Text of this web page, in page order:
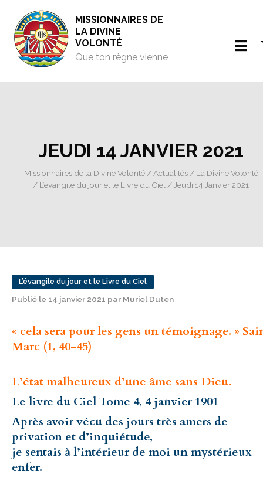
MISSIONNAIRES DE
LA DIVINE
VOLONTÉ
Que ton règne vienne
JEUDI 14 JANVIER 2021
Missionnaires de la Divine Volonté/ Actualités/ La Divine Volonté
/ L’évangile du jour et le Livre du Ciel / Jeudi 14 Janvier 2021
L’évangile du jour et le Livre du Ciel
Publié le 14 janvier 2021 par Muriel Duten
« cela sera pour les gens un témoignage. »
Marc (1, 40-45)
L’état malheureux d’une âme sans Dieu.
Le livre du Ciel Tome 4, 4 janvier 1901
Après avoir vécu des jours très amers de
privation et d’inquiétude,
je sentais à l’intérieur de moi un mystérieux
enfer.